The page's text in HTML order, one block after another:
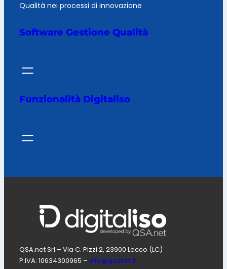
Qualità nei processi di innovazione
Software Gestione Qualità
Funzionalità Digitaliso
QSA.net Srl – Via C. Pizzi 2, 23900 Lecco (LC)
P.IVA: 10634300965 – info@qsanet.it